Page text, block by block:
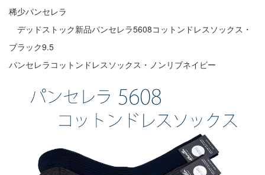
稀少パンセレラ
デッドストック新品パンセレラ5608コットンドレスソックス・
ブラック9.5
パンセレラコットンドレスソックス・ノンリブネイビー